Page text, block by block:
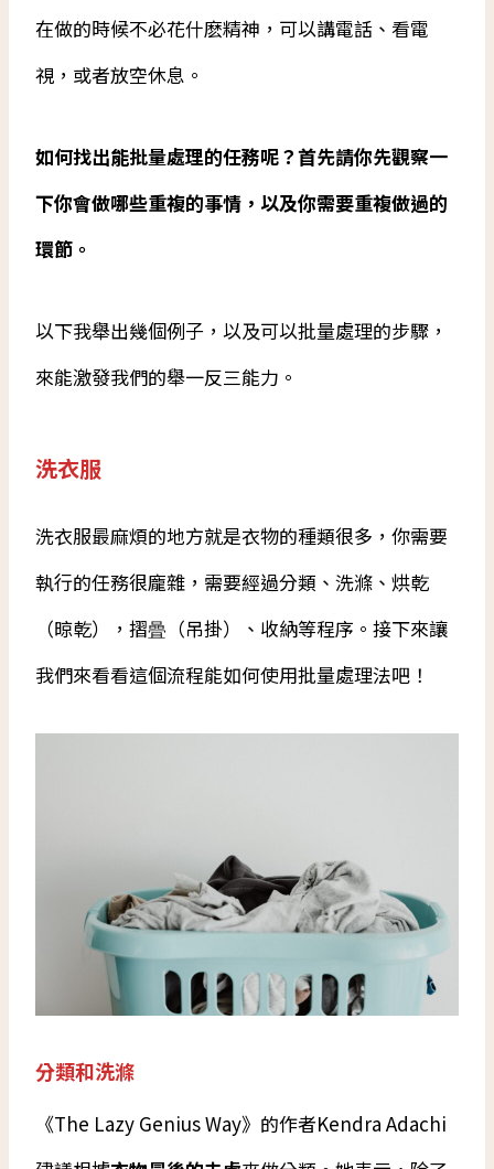
在做的時候不必花什麽精神，可以講電話、看電
視，或者放空休息。
如何找出能批量處理的任務呢？首先請你先觀察一
下你會做哪些重複的事情，以及你需要重複做過的
環節。
以下我舉出幾個例子，以及可以批量處理的步驟，
來能激發我們的舉一反三能力。
洗衣服
洗衣服最麻煩的地方就是衣物的種類很多，你需要
執行的任務很龐雜，需要經過分類、洗滌、烘乾
（晾乾），摺曡（吊掛）、收納等程序。接下來讓
我們來看看這個流程能如何使用批量處理法吧！
分類和洗滌
《The Lazy Genius Way》的作者Kendra Adachi